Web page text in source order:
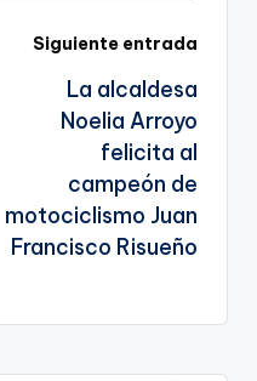
a
te
Siguiente entrada
La alcaldesa
Noelia Arroyo
felicita al
campeón de
motociclismo Juan
Francisco Risueño